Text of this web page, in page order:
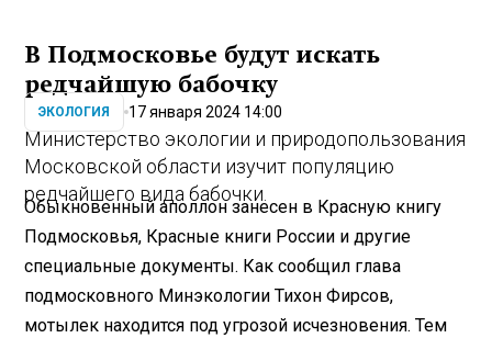
В Подмосковье будут искать
редчайшую бабочку
ЭКОЛОГИЯ 17 января 2024 14:00
Министерство экологии и природопользования
Московской области изучит популяцию
редчайшего вида бабочки.
Обыкновенный аполлон занесен в Красную книгу
Подмосковья, Красные книги России и другие
специальные документы. Как сообщил глава
подмосковного Минэкологии Тихон Фирсов,
мотылек находится под угрозой исчезновения. Тем